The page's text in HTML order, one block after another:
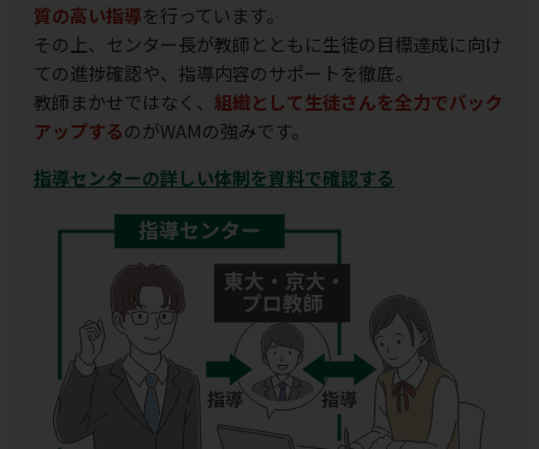
質の高い指導を行っています。
その上、センター長が教師とともに生徒の目標達成に向け
ての進捗確認や、指導内容のサポートを徹底。
教師まかせではなく、 組織として生徒さんを全力でバック
アップするのがWAMの強みです。
指導センターの詳しい体制を資料で確認する